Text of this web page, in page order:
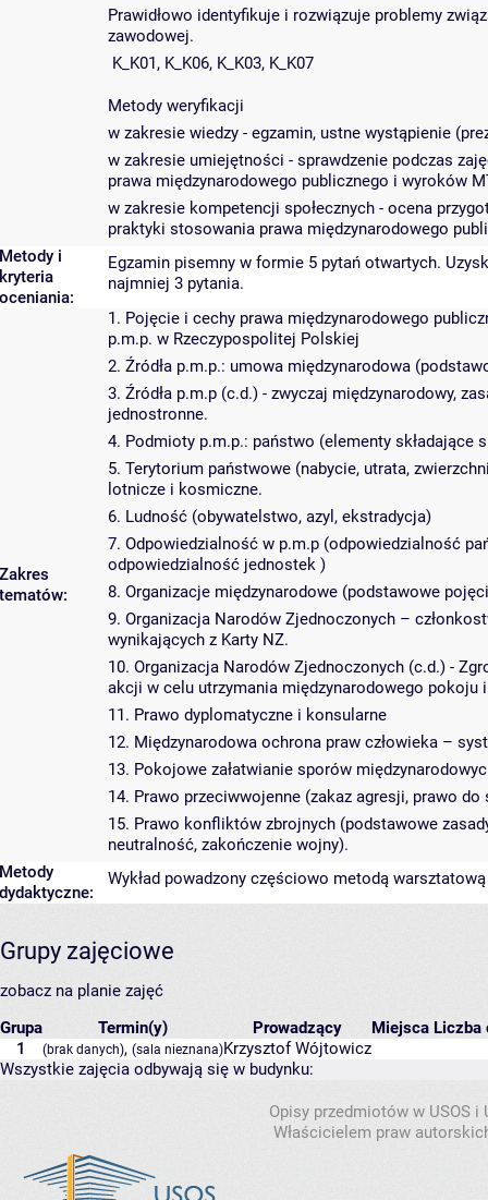
Prawidłowo identyfikuje i rozwiązuje problemy
zawodowej.
K_K01, K_K06, K_K03, K_K07
Metody weryfikacji
w zakresie wiedzy - egzamin, ustne wystąpienie
w zakresie umiejętności - sprawdzenie podczas
prawa międzynarodowego publicznego i wyroków
w zakresie kompetencji społecznych - ocena
praktyki stosowania prawa międzynarodowego
Metody i
kryteria
oceniania:
Egzamin pisemny w formie 5 pytań otwartych.
najmniej 3 pytania.
Zakres
tematów:
1. Pojęcie i cechy prawa międzynarodowego
p.m.p. w Rzeczypospolitej Polskiej
2. Źródła p.m.p.: umowa międzynarodowa
3. Źródła p.m.p (c.d.) - zwyczaj międzynarodowy,
jednostronne.
4. Podmioty p.m.p.: państwo (elementy składające
5. Terytorium państwowe (nabycie, utrata,
lotnicze i kosmiczne.
6. Ludność (obywatelstwo, azyl, ekstradycja)
7. Odpowiedzialność w p.m.p (odpowiedzialność
odpowiedzialność jednostek )
8. Organizacje międzynarodowe (podstawowe
9. Organizacja Narodów Zjednoczonych –
wynikających z Karty NZ.
10. Organizacja Narodów Zjednoczonych (c.d.) -
akcji w celu utrzymania międzynarodowego pokoju
11. Prawo dyplomatyczne i konsularne
12. Międzynarodowa ochrona praw człowieka –
13. Pokojowe załatwianie sporów
14. Prawo przeciwwojenne (zakaz agresji, prawo do
15. Prawo konfliktów zbrojnych (podstawowe
neutralność, zakończenie wojny).
Metody
dydaktyczne:
Wykład powadzony częściowo metodą
Grupy zajęciowe
zobacz na planie zajęć
Grupa
Termin(y) Prowadzący Miejsca Liczba
1
(brak danych), (sala nieznana)Krzysztof Wójtowicz
Wszystkie zajęcia odbywają się w budynku:
Opisy przedmiotów w USOS
Właścicielem praw